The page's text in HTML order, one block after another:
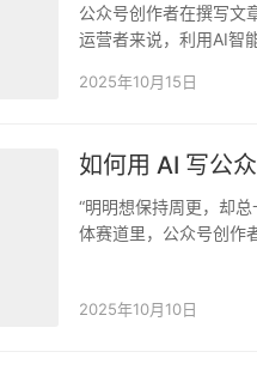
公众号创作者在撰写文
运营者来说，利用AI智
2025年10月15日
如何用 AI 写公
“明明想保持周更，却
体赛道里，公众号创作
2025年10月10日